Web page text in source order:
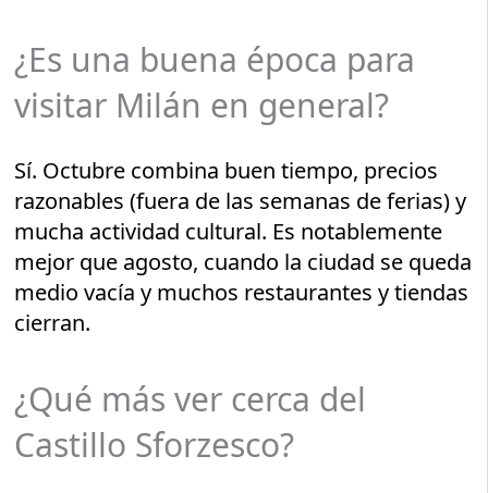
¿Es una buena época para
visitar Milán en general?
Sí. Octubre combina buen tiempo, precios
razonables (fuera de las semanas de ferias) y
mucha actividad cultural. Es notablemente
mejor que agosto, cuando la ciudad se queda
medio vacía y muchos restaurantes y tiendas
cierran.
¿Qué más ver cerca del
Castillo Sforzesco?